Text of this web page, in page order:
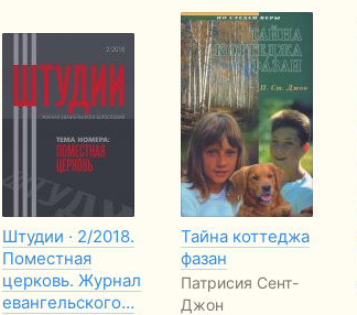
Штудии · 2/2018.
Поместная
церковь. Журнал
евангельского…
Тайна коттеджа
фазан
Патрисия Сент-
Джон